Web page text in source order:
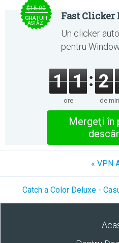
$15.00
GRATUIT
ASTĂZI
Fast Clicker
Un clicker
pentru
1 1
ore
2
de
Mergeţi în
« VPN
Catch a Color Deluxe -